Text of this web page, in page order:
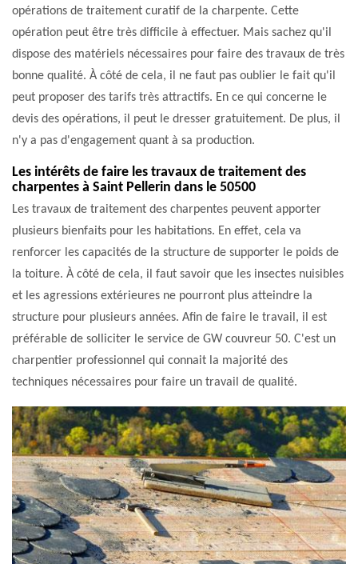
opérations de traitement curatif de la charpente. Cette
opération peut être très difficile à effectuer. Mais sachez qu'il
dispose des matériels nécessaires pour faire des travaux de très
bonne qualité. À côté de cela, il ne faut pas oublier le fait qu'il
peut proposer des tarifs très attractifs. En ce qui concerne le
devis des opérations, il peut le dresser gratuitement. De plus, il
n'y a pas d'engagement quant à sa production.
Les intérêts de faire les travaux de traitement des
charpentes à Saint Pellerin dans le 50500
Les travaux de traitement des charpentes peuvent apporter
plusieurs bienfaits pour les habitations. En effet, cela va
renforcer les capacités de la structure de supporter le poids de
la toiture. À côté de cela, il faut savoir que les insectes nuisibles
et les agressions extérieures ne pourront plus atteindre la
structure pour plusieurs années. Afin de faire le travail, il est
préférable de solliciter le service de GW couvreur 50. C'est un
charpentier professionnel qui connait la majorité des
techniques nécessaires pour faire un travail de qualité.